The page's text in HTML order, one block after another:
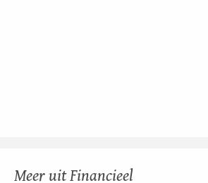
Meer uit Financieel